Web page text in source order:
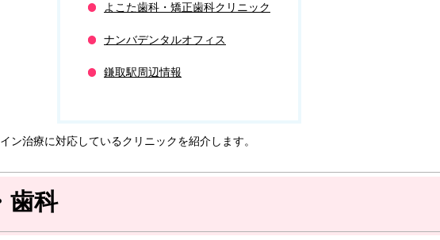
よこた歯科・矯正歯科クリニック
ナンバデンタルオフィス
鎌取駅周辺情報
ン治療に対応しているクリニックを紹介します。
歯科